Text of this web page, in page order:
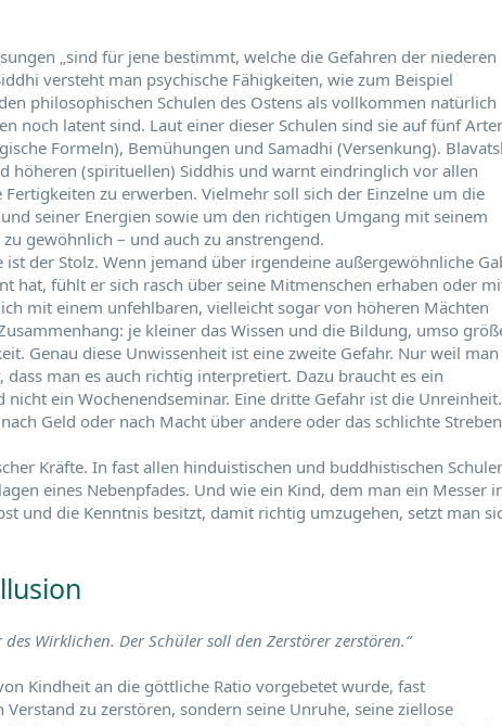
„sind für jene bestimmt, welche die Gefahren der niederen
versteht man psychische Fähigkeiten, wie zum Beispiel
philosophischen Schulen des Ostens als vollkommen natürlich
noch latent sind. Laut einer dieser Schulen sind sie auf fünf
Formeln), Bemühungen und Samadhi (Versenkung).
höheren (spirituellen) Siddhis und warnt eindringlich vor allen
zu erwerben. Vielmehr soll sich der Einzelne um die
seiner Energien sowie um den richtigen Umgang mit seinem
gewöhnlich – und auch zu anstrengend.
der Stolz. Wenn jemand über irgendeine außergewöhnliche
hat, fühlt er sich rasch über seine Mitmenschen erhaben oder
mit einem unfehlbaren, vielleicht sogar von höheren Mächten
je kleiner das Wissen und die Bildung, umso
Genau diese Unwissenheit ist eine zweite Gefahr. Nur weil man
man es auch richtig interpretiert. Dazu braucht es ein
ein Wochenendseminar. Eine dritte Gefahr ist die Unreinheit.
Geld oder nach Macht über andere oder das schlichte Streben
Kräfte. In fast allen hinduistischen und buddhistischen
eines Nebenpfades. Und wie ein Kind, dem man ein Messer
und die Kenntnis besitzt, damit richtig umzugehen, setzt man
Wirklichen. Der Schüler soll den Zerstörer zerstören.“
Kindheit an die göttliche Ratio vorgebetet wurde, fast
zu zerstören, sondern seine Unruhe, seine ziellose